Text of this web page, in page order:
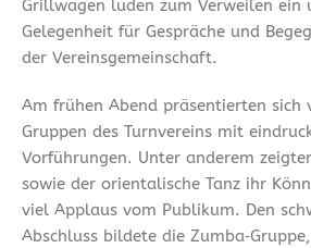
Grillwagen luden zum Verweilen ein
Gelegenheit für Gespräche und
der Vereinsgemeinschaft.
Am frühen Abend präsentierten sich
Gruppen des Turnvereins mit
Vorführungen. Unter anderem
sowie der orientalische Tanz ihr
viel Applaus vom Publikum. Den
Abschluss bildete die